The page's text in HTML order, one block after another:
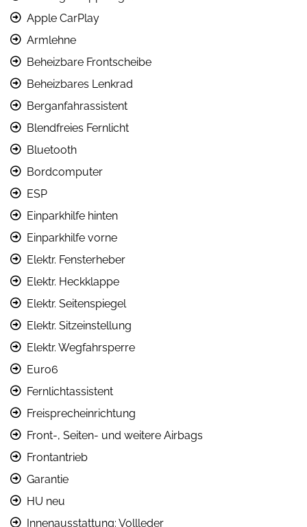
Apple CarPlay
Armlehne
Beheizbare Frontscheibe
Beheizbares Lenkrad
Berganfahrassistent
Blendfreies Fernlicht
Bluetooth
Bordcomputer
ESP
Einparkhilfe hinten
Einparkhilfe vorne
Elektr. Fensterheber
Elektr. Heckklappe
Elektr. Seitenspiegel
Elektr. Sitzeinstellung
Elektr. Wegfahrsperre
Euro6
Fernlichtassistent
Freisprecheinrichtung
Front-, Seiten- und weitere Airbags
Frontantrieb
Garantie
HU neu
Innenausstattung: Vollleder